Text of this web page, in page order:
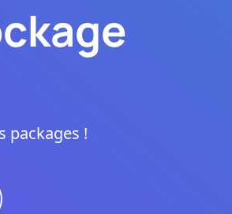
packages !